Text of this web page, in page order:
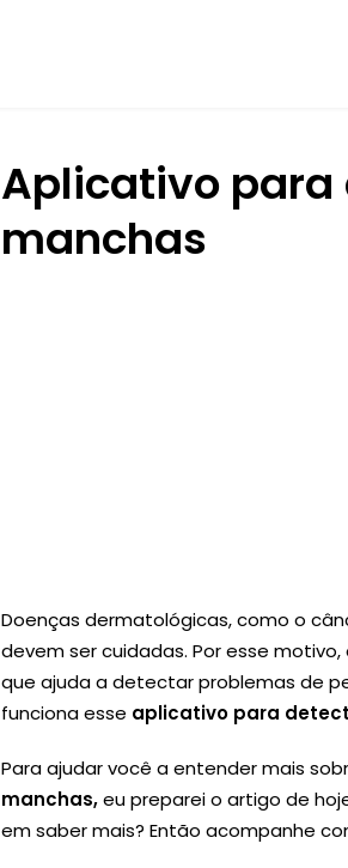
Aplicativo
manchas
Doenças dermatológicas, como o
devem ser cuidadas. Por esse
que ajuda a detectar problemas de
funciona esse aplicativo para
Para ajudar você a entender mais
manchas,eu preparei o artigo de
em saber mais? Então acompanhe